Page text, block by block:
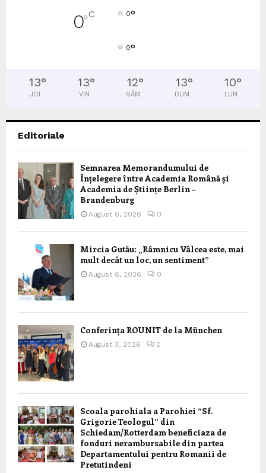
0°C 0°
0°
13°
JOI
13°
VIN
12°
SÂM
13°
DUM
10°
LUN
Editoriale
Semnarea Memorandumului de
Înțelegere între Academia Română și
Academia de Științe Berlin –
Brandenburg
August 6, 2026 0
Mircia Gutău: „Râmnicu Vâlcea este, mai
mult decât un loc, un sentiment”
August 6, 2026 0
Conferința ROUNIT de la München
August 3, 2026 0
Scoala parohiala a Parohiei “Sf.
Grigorie Teologul” din
Schiedam/Rotterdam beneficiaza de
fonduri nerambursabile din partea
Departamentului pentru Romanii de
Pretutindeni